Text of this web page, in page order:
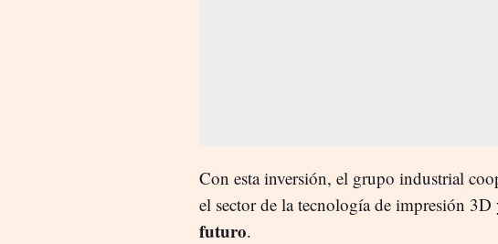
Con esta inversión, el grupo industrial
el sector de la tecnología de impresión 3D
futuro.